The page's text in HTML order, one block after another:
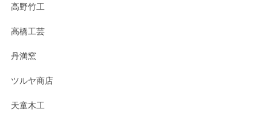
高野竹工
高橋工芸
丹満窯
ツルヤ商店
天童木工